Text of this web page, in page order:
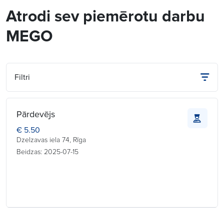
Atrodi sev piemērotu darbu
MEGO
Filtri
Pārdevējs
€ 5.50
Dzelzavas iela 74, Rīga
Beidzas: 2025-07-15